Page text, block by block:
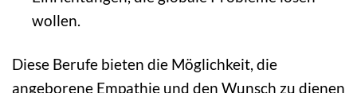
wollen.
Diese Berufe bieten die Möglichkeit, die
angeborene Empathie und den Wunsch zu dienen